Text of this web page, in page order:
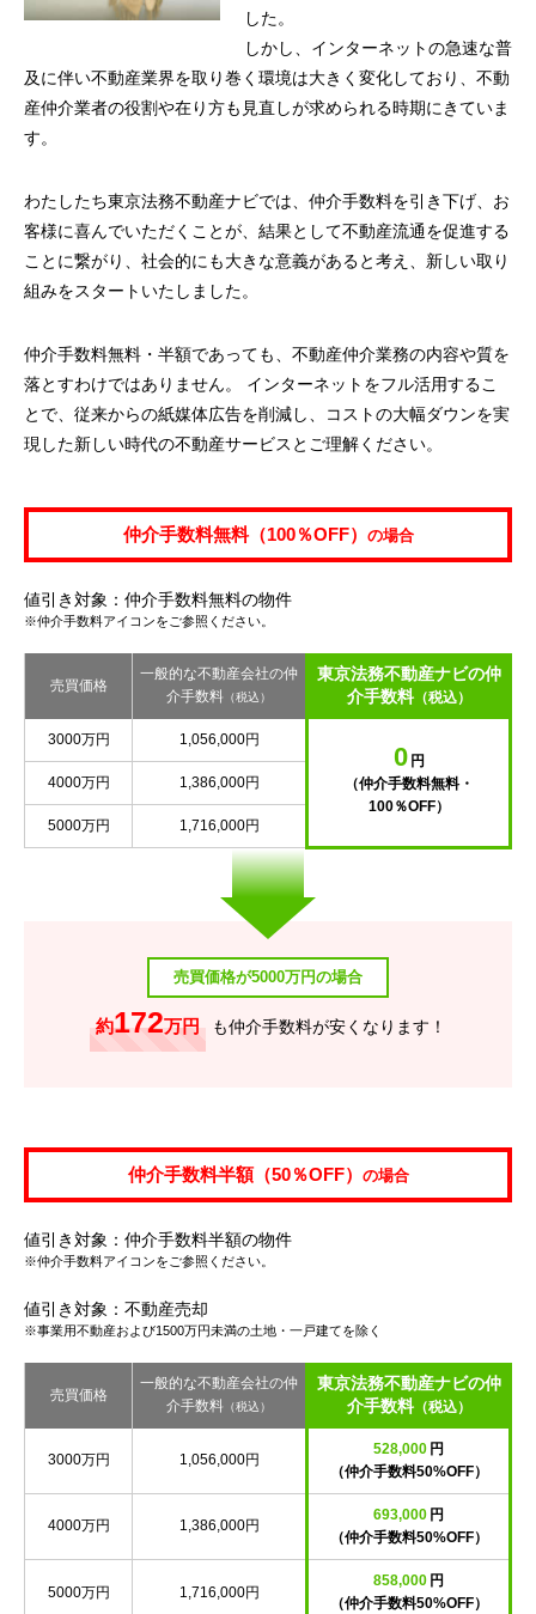
した。
しかし、インターネットの急速な普
及に伴い不動産業界を取り巻く環境は大きく変化しており、不動
産仲介業者の役割や在り方も見直しが求められる時期にきていま
す。
わたしたち東京法務不動産ナビでは、仲介手数料を引き下げ、お
客様に喜んでいただくことが、結果として不動産流通を促進する
ことに繋がり、社会的にも大きな意義があると考え、新しい取り
組みをスタートいたしました。
仲介手数料無料・半額であっても、不動産仲介業務の内容や質を
落とすわけではありません。 インターネットをフル活用するこ
とで、従来からの紙媒体広告を削減し、コストの大幅ダウンを実
現した新しい時代の不動産サービスとご理解ください。
仲介手数料無料（100％OFF） の場合
値引き対象：仲介手数料無料の物件
※仲介手数料アイコンをご参照ください。
売買価格
一般的な不動産会社の仲
介手数料 （税込）
東京法務不動産ナビの仲
介手数料（税込）
3000万円 1,056,000円
0 円
（仲介手数料無料・
100％OFF）
4000万円 1,386,000円
5000万円 1,716,000円
売買価格が5000万円の場合
約172万円 も仲介手数料が安くなります！
仲介手数料半額（50％OFF） の場合
値引き対象：仲介手数料半額の物件
※仲介手数料アイコンをご参照ください。
値引き対象：不動産売却
※事業用不動産および1500万円未満の土地・一戸建てを除く
売買価格
一般的な不動産会社の仲
介手数料 （税込）
東京法務不動産ナビの仲
介手数料（税込）
3000万円 1,056,000円
528,000 円
（仲介手数料50%OFF）
4000万円 1,386,000円
693,000 円
（仲介手数料50%OFF）
5000万円 1,716,000円
858,000 円
（仲介手数料50%OFF）